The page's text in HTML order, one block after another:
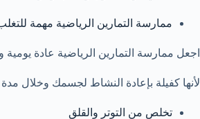
ممارسة التمارين الرياضية مهمة
اجعل ممارسة التمارين الرياضية عادة يومية وإن كانت /
لأنها كفيلة بإعادة النشاط لجسمك وخلال
تخلص من التوتر والقلق